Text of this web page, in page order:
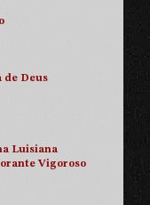
de Deus
Luisiana
Vigoroso